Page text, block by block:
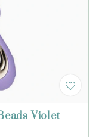
Violet